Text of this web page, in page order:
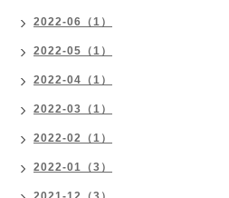
2022-06（1）
2022-05（1）
2022-04（1）
2022-03（1）
2022-02（1）
2022-01（3）